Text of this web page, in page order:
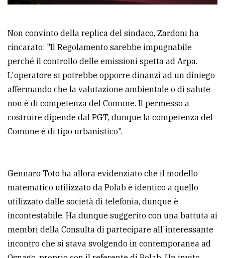
Non convinto della replica del sindaco, Zardoni ha
rincarato: "Il Regolamento sarebbe impugnabile
perché il controllo delle emissioni spetta ad Arpa.
L'operatore si potrebbe opporre dinanzi ad un diniego
affermando che la valutazione ambientale o di salute
non è di competenza del Comune. Il permesso a
costruire dipende dal PGT, dunque la competenza del
Comune è di tipo urbanistico".
Gennaro Toto ha allora evidenziato che il modello
matematico utilizzato da Polab è identico a quello
utilizzato dalle società di telefonia, dunque è
incontestabile. Ha dunque suggerito con una battuta ai
membri della Consulta di partecipare all'interessante
incontro che si stava svolgendo in contemporanea ad